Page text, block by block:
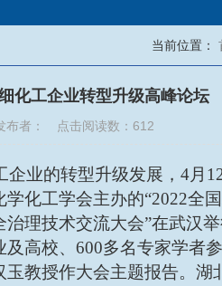
当前位置：
化工企业转型升级高峰论坛
者： 点击阅读数： 612
业的转型升级发展，4月
化工学会主办的“2022全
理技术交流大会”在武汉举
高校、600多名专家学者参
教授作大会主题报告。湖